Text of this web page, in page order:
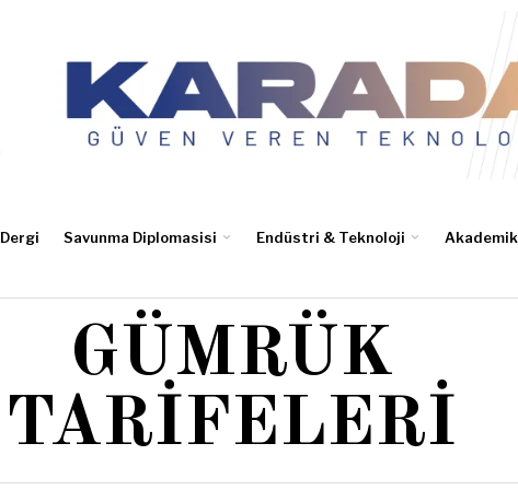
Dergi Savunma Diplomasisi Endüstri & Teknoloji Akademik
GÜMRÜK
TARIFELERI